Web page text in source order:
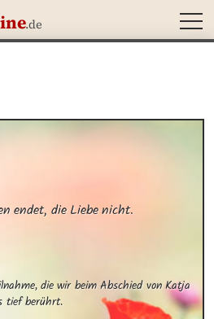
.de
endet, die Liebe nicht.
die wir beim Abschied von Katja
tief berührt.